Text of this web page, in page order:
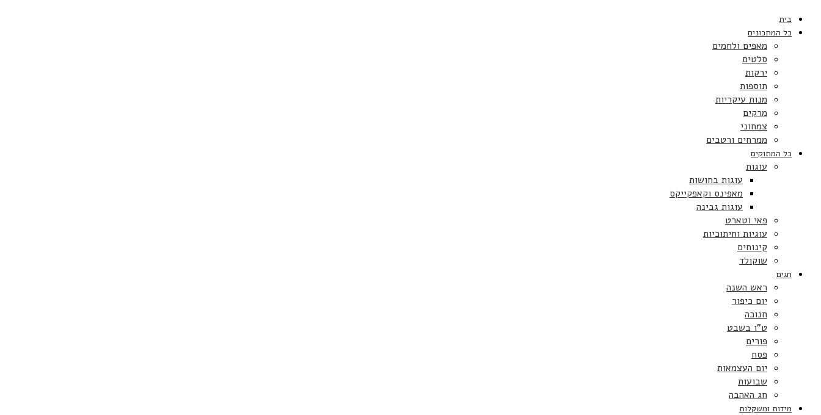
בית
כל המתכונים
מאפים ולחמים
סלטים
ירקות
תוספות
מנות עיקריות
מרקים
צמחוני
ממרחים ורטבים
כל המתוקים
עוגות
עוגות בחושות
מאפינס וקאפקייקס
עוגות גבינה
פאי וטארט
עוגיות וחיתוכיות
קינוחים
שוקולד
חגים
ראש השנה
יום כיפור
חנוכה
ט”ו בשבט
פורים
פסח
יום העצמאות
שבועות
חג האהבה
מידות ומשקלות